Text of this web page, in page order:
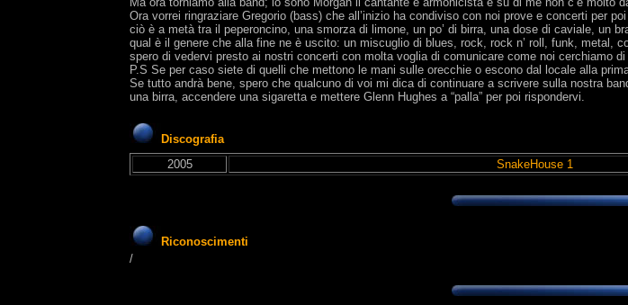
Ora vorrei ringraziare Gregorio (bass) che all’inizio ha condiviso con noi prove e concerti per
ciò è a metà tra il peperoncino, una smorza di limone, un po’ di birra, una dose di caviale, un
qual è il genere che alla fine ne è uscito: un miscuglio di blues, rock, rock n’ roll, funk, metal,
spero di vedervi presto ai nostri concerti con molta voglia di comunicare come noi cerchiamo
P.S Se per caso siete di quelli che mettono le mani sulle orecchie o escono dal locale alla
Se tutto andrà bene, spero che qualcuno di voi mi dica di continuare a scrivere sulla nostra
una birra, accendere una sigaretta e mettere Glenn Hughes a “palla” per poi rispondervi.
Discografia
2005
SnakeHouse 1
Riconoscimenti
/